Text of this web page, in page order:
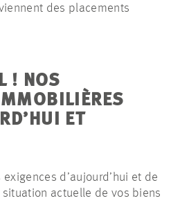
des placements
! NOS
ET
d’aujourd’hui et de
actuelle de vos biens